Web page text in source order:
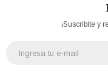
¡Suscribite y